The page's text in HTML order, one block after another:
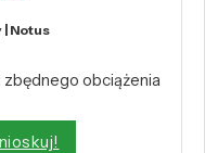
Notus
zbędnego obciążenia